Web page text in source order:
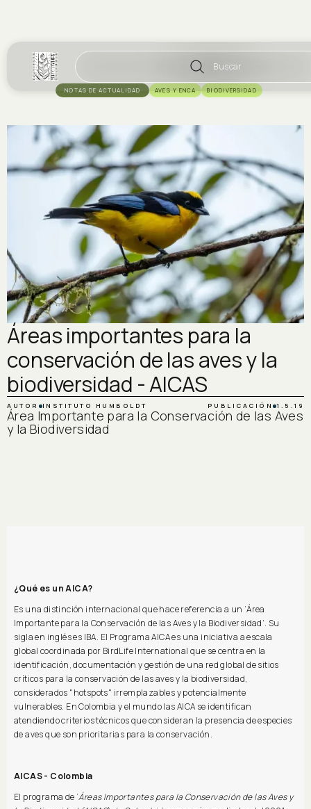
Buscar
NOTAS DE ACTUALIDAD AVES Y ENCA BIODIVERSIDAD
Áreas importantes para la
conservación de las aves y la
biodiversidad - AICAS
AUTOR INSTITUTO HUMBOLDT PUBLICACIÓN 1.5.19
Área Importante para la Conservación de las Aves
y la Biodiversidad
¿Qué es un AICA?
Es una distinción internacional que hace referencia a un ‘Área
Importante para la Conservación de las Aves y la Biodiversidad’. Su
sigla en inglés es IBA. El Programa AICA es una iniciativa a escala
global coordinada por BirdLife International que se centra en la
identificación, documentación y gestión de una red global de sitios
críticos para la conservación de las aves y la biodiversidad,
considerados "hotspots" irremplazables y potencialmente
vulnerables. En Colombia y el mundo las AICA se identifican
atendiendo criterios técnicos que consideran la presencia de especies
de aves que son prioritarias para la conservación.
AICAS - Colombia
El programa de ‘Áreas Importantes para la Conservación de las Aves y